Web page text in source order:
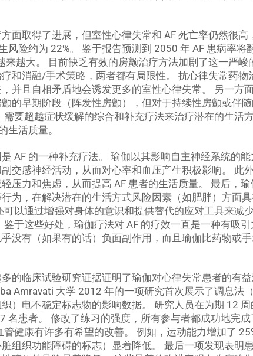
面取得了进展，但室性心律失常和 AF 死亡率仍然很高
风险约为 22%。 鉴于报告预测到 2050 年 AF 患病率将
来越大。 目前缺乏有效的房颤治疗方法加剧了这一严峻
和消融/手术策略，两者都有局限性。 抗心律失常药物
并且自相矛盾地会诱发更多的室性心律失常。 另一方
的早期阶段（阵发性房颤），但对于持续性房颤或伴
需要超越症状缓解的综合和补充疗法来治疗潜在的生活
生活质量。
AF 的一种补充疗法。 瑜伽以其影响自主神经系统的能
交感神经活动，从而对心率和血压产生积极影响。 此
压力和焦虑，从而提高 AF 患者的生活质量。 最后，
为，在解决潜在的生活方式风险因素（如肥胖）方面
可以通过增强对身体的意识和提供替代的应对工具来减
于这些好处，瑜伽疗法对 AF 的疗效一直是一种有吸
没有（如果有的话）负面副作用，而且瑜伽比药物或
的临床试验研究证据证明了瑜伽对心律失常患者的有益
Amravati 大学 2012 年的一项研究首次展示了调息法
）电不稳定标志物的影响数据。 研究人员在为期 12 周
名患者。 修改了练习的强度，所有参与者都成功地完
健康有许多有希望的改善。 例如，运动能力增加了
组织功能障碍的标志）显着降低。 最后一项发现表明